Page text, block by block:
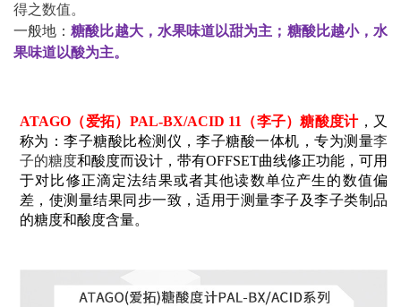
得之数值。
一般地：糖酸比越大，水果味道以甜为主；糖酸比越小，水
果味道以酸为主。
ATAGO （爱拓）PAL-BX/ACID 11（李子）糖酸度计，又
称为：李子糖酸比检测仪，李子糖酸一体机，专为测量李
子的糖度和酸度而设计，带有OFFSET曲线修正功能，可用
于对比修正滴定法结果或者其他读数单位产生的数值偏
差，使测量结果同步一致，适用于测量李子及李子类制品
的糖度和酸度含量。